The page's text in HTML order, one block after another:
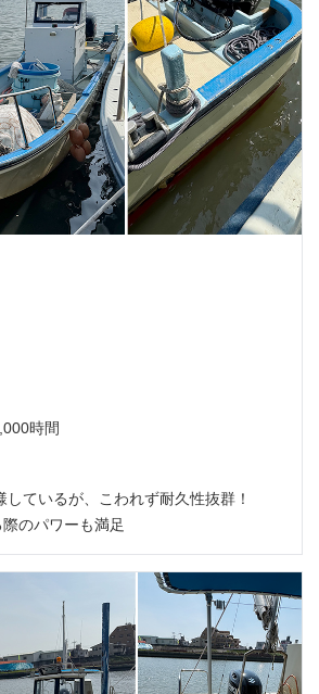
時間
ているが、こわれず耐久性抜群！
のパワーも満足